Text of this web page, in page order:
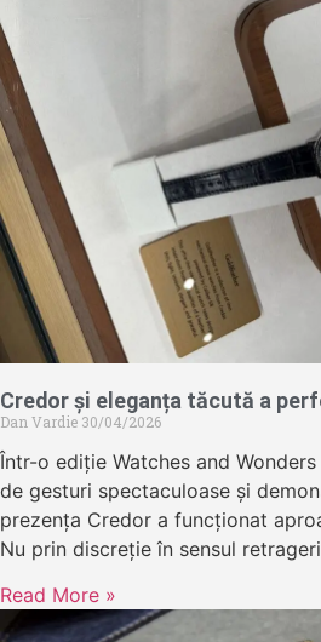
Credor și eleganța tăcută a
Dan Vardie 30/04/2026
Într-o ediție Watches and
de gesturi spectaculoase și
prezența Credor a funcționat
Nu prin discreție în sensul
Read More »